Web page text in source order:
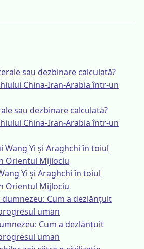
sau dezbinare calculată?
China-Iran-Arabia într-un
Yi și Araghchi în toiul
Orientul Mijlociu
Cum a dezlănțuit
uman